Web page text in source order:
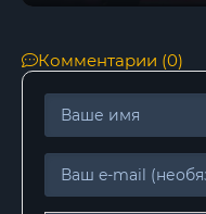
Комментарии (0)